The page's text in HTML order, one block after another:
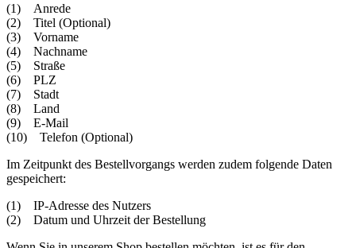
(1) Anrede
(2) Titel (Optional)
(3) Vorname
(4) Nachname
(5) Straße
(6) PLZ
(7) Stadt
(8) Land
(9) E-Mail
(10) Telefon (Optional)
Im Zeitpunkt des Bestellvorgangs werden zudem folgende Daten
gespeichert:
(1) IP-Adresse des Nutzers
(2) Datum und Uhrzeit der Bestellung